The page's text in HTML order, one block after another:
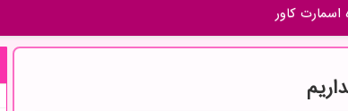
اسمارت كاور